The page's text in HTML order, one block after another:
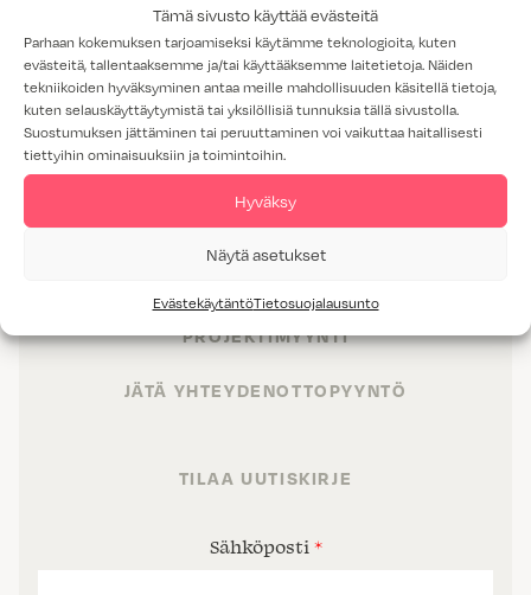
Tämä sivusto käyttää evästeitä
Parhaan kokemuksen tarjoamiseksi käytämme teknologioita, kuten
evästeitä, tallentaaksemme ja/tai käyttääksemme laitetietoja. Näiden
tekniikoiden hyväksyminen antaa meille mahdollisuuden käsitellä tietoja,
kuten selauskäyttäytymistä tai yksilöllisiä tunnuksia tällä sivustolla.
Suostumuksen jättäminen tai peruuttaminen voi vaikuttaa haitallisesti
tiettyihin ominaisuuksiin ja toimintoihin.
Hyväksy
Näytä asetukset
EvästekäytäntöTietosuojalausunto
TUOTTEET
TILAT
PROJEKTIMYYNTI
JÄTÄ YHTEYDENOTTOPYYNTÖ
TILAA UUTISKIRJE
Sähköposti *